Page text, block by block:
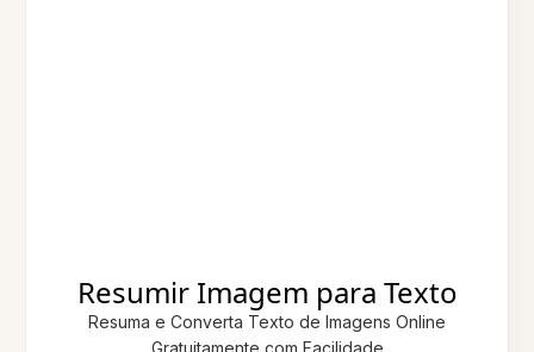
Resumir Imagem para Texto
Resuma e Converta Texto de Imagens Online
Gratuitamente com Facilidade